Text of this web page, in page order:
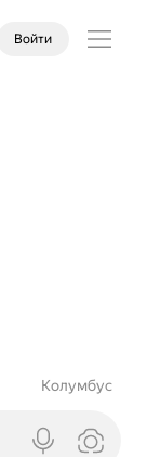
Войти
Колумбус